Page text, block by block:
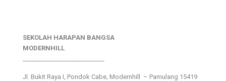
SEKOLAH HARAPAN BANGSA
MODERNHILL
Jl. Bukit Raya I, Pondok Cabe, Modernhill – Pamulang 15419